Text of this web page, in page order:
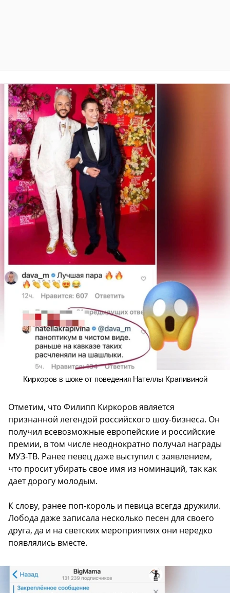
Киркоров в шоке от поведения Нателлы Крапивиной
Отметим, что Филипп Киркоров является
признанной легендой российского шоу-бизнеса. Он
получил всевозможные европейские и российские
премии, в том числе неоднократно получал награды
МУЗ-ТВ. Ранее певец даже выступил с заявлением,
что просит убирать свое имя из номинаций, так как
дает дорогу молодым.
К слову, ранее поп-король и певица всегда дружили.
Лобода даже записала несколько песен для своего
друга, да и на светских мероприятиях они нередко
появлялись вместе.